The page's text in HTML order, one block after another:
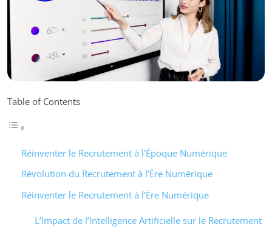
Table of Contents
Réinventer le Recrutement à l’Époque Numérique
Révolution du Recrutement à l’Ère Numérique
Réinventer le Recrutement à l’Ère Numérique
L’Impact de l’Intelligence Artificielle sur le Recrutement